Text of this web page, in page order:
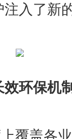
入了新
效环保机
覆盖各